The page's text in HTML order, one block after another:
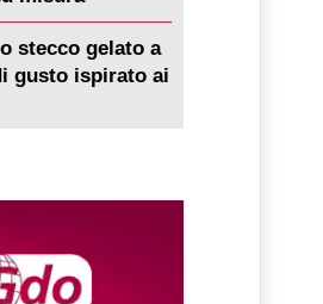
stecco gelato a
gusto ispirato ai